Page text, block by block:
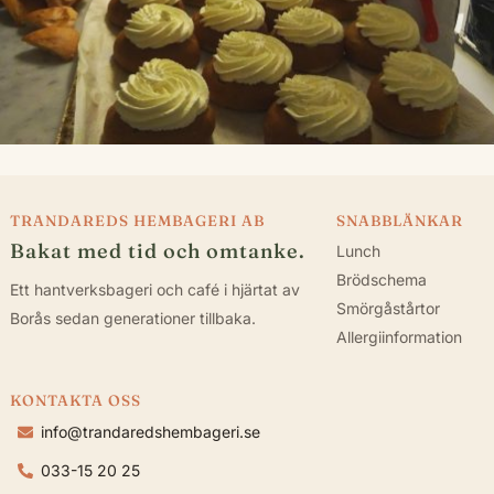
TRANDAREDS HEMBAGERI AB
Bakat med tid och omtanke.
Ett hantverksbageri och café i hjärtat av
Borås sedan generationer tillbaka.
SNABBLÄNKAR
Lunch
Brödschema
Smörgåstårtor
Allergiinformation
KONTAKTA OSS
info@trandaredshembageri.se
033-15 20 25